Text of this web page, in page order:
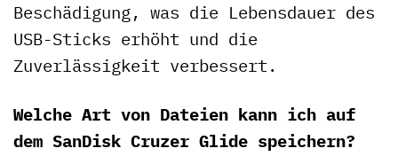
Beschädigung, was die Lebensdauer des
USB-Sticks erhöht und die
Zuverlässigkeit verbessert.
Welche Art von Dateien kann ich auf
dem SanDisk Cruzer Glide speichern?